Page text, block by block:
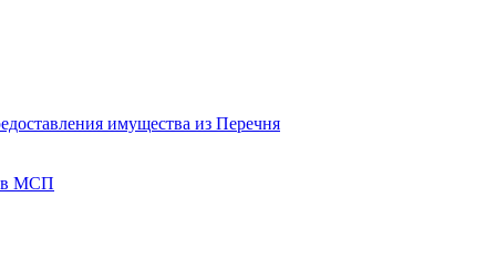
имущества из Перечня
МСП